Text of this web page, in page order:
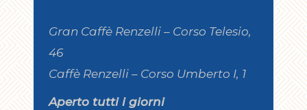
Gran Caffè Renzelli – Corso Telesio,
46
Caffè Renzelli – Corso Umberto I, 1
Aperto tutti i giorni